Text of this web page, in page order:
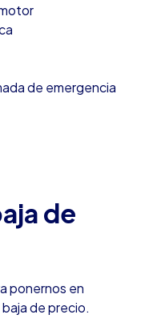
de emergencia
de
ponernos en
de precio.